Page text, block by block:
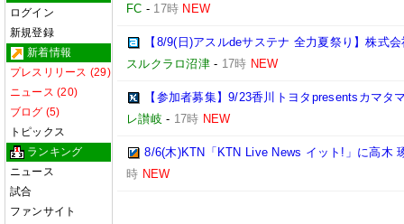
ログイン
新規登録
新着情報
プレスリリース (29)
ニュース (20)
ブログ (5)
トピックス
ランキング
ニュース
試合
ファンサイト
FC - 17時 NEW
【8/9(日)アスルdeサステナ 全力夏祭り】株式
スルクラロ沼津- 17時 NEW
【参加者募集】9/23香川トヨタpresentsカマタ
レ讃岐 - 17時 NEW
8/6(木)KTN「KTN Live News イット!」に高木
時 NEW